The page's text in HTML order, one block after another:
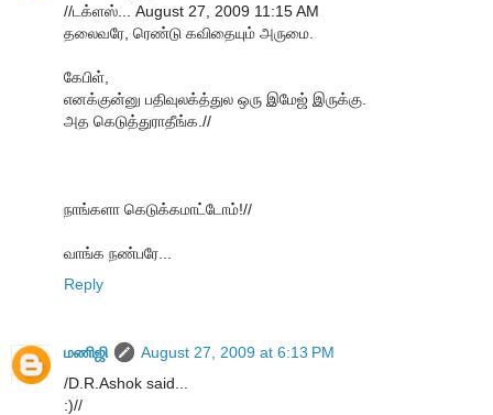
//டக்ளஸ்... August 27, 2009 11:15 AM
தலைவரே, ரெண்டு கவிதையும் அருமை.
கேபிள்,
எனக்குன்னு பதிவுலக்த்துல ஒரு இமேஜ் இருக்கு.
அத கெடுத்துராதீங்க.//
நாங்களா கெடுக்கமாட்டோம்!//
வாங்க நண்பரே...
Reply
மணிஜி
August 27, 2009 at 6:13 PM
/D.R.Ashok said...
:)//